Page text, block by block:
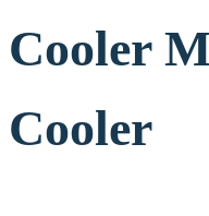
Cooler
Cooler